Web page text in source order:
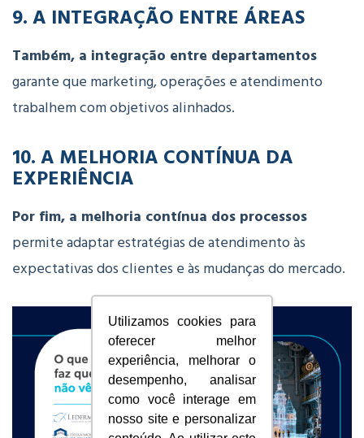
Utilizamos cookies para
oferecer melhor
experiência, melhorar o
desempenho, analisar
como você interage em
nosso site e personalizar
9.A INTEGRAÇÃO ENTRE ÁREAS
Também, a integração entre departamentos
garanteque marketing,operações eatendimento
trabalhemcomobjetivosalinhados.
10.A MELHORIA CONTÍNUA DA
EXPERIÊNCIA
Por fim, a melhoria contínua dos processos
permiteadaptarestratégiasdeatendimentoàs
expectativasdosclientes eàs mudançasdomercado.